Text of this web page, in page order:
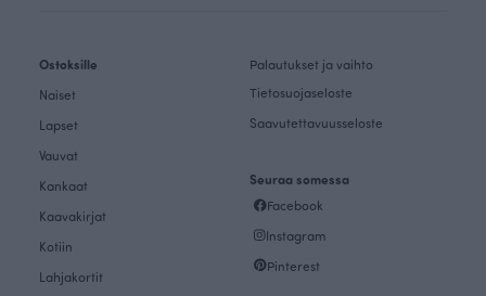
Ostoksille
Naiset
Lapset
Vauvat
Kankaat
Kaavakirjat
Kotiin
Lahjakortit
Palautukset ja vaihto
Tietosuojaseloste
Saavutettavuusseloste
Seuraa somessa
Facebook
Instagram
Pinterest